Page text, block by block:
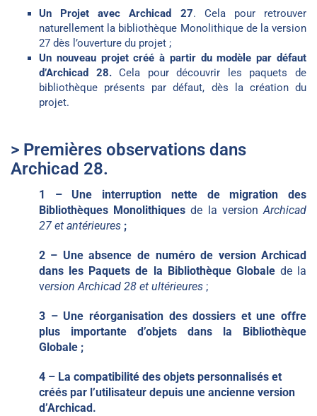
Un Projet avec Archicad 27. Cela pour retrouver
naturellement la bibliothèque Monolithique de la version
27 dès l’ouverture du projet ;
Un nouveau projet créé à partir du modèle par défaut
d’Archicad 28.Cela pour découvrir les paquets de
bibliothèque présents par défaut, dès la création du
projet.
> Premières observations dans
Archicad 28.
1 – Une interruption nette de migration des
Bibliothèques Monolithiquesde la versionArchicad
27 et antérieures ;
2 – Une absence de numéro de version Archicad
dans les Paquets de la Bibliothèque Globalede la
version Archicad 28 et ultérieures ;
3 – Une réorganisation des dossiers et une offre
plus importante d’objets dans la Bibliothèque
Globale ;
4 – La compatibilité des objets personnalisés et
créés par l’utilisateur depuis une ancienne version
d’Archicad.